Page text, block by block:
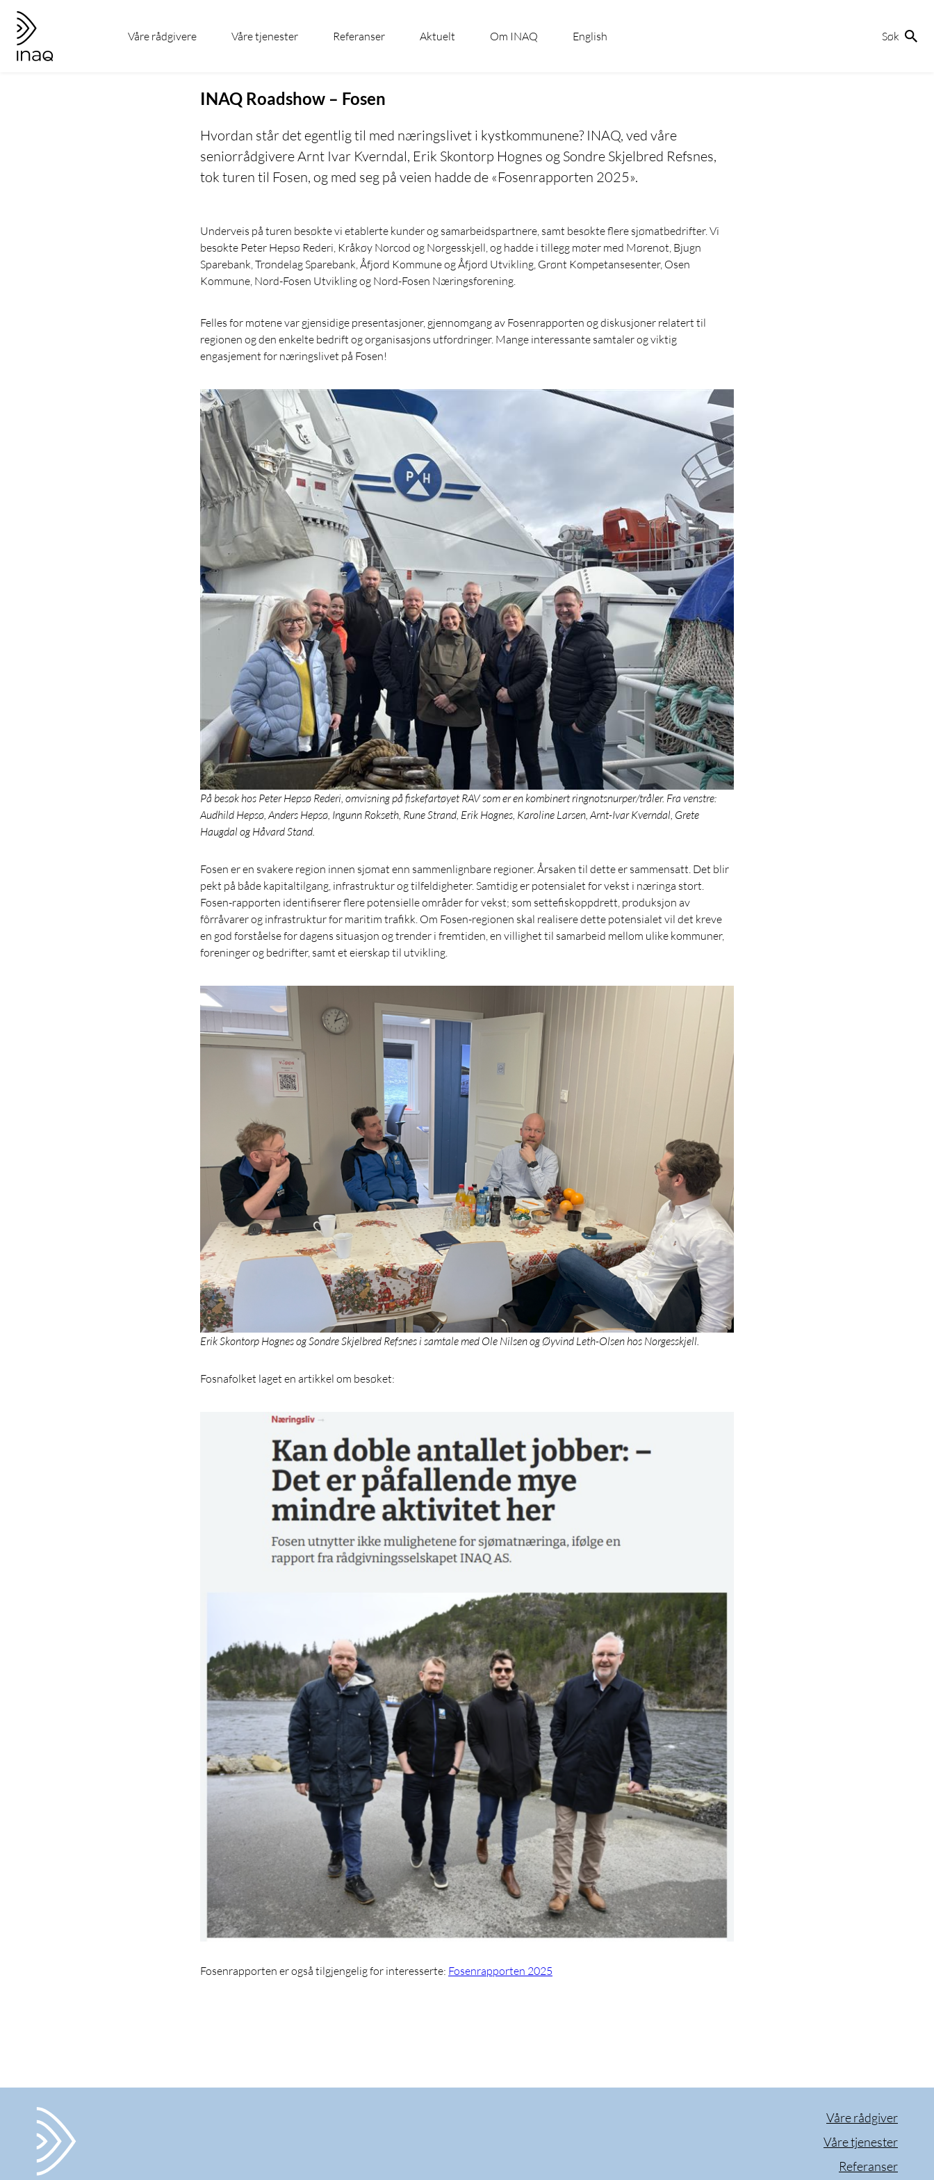
hovedinnhold
Våre rådgivere Våre tjenester Referanser Aktuelt Om INAQ English Søk
INAQ Roadshow – Fosen
Hvordan står det egentlig til med næringslivet i kystkommunene? INAQ, ved våre
seniorrådgivere Arnt Ivar Kverndal, Erik Skontorp Hognes og Sondre Skjelbred Refsnes,
tok turen til Fosen, og med seg på veien hadde de «Fosenrapporten 2025».
Underveis på turen besøkte vi etablerte kunder og samarbeidspartnere, samt besøkte flere sjømatbedrifter. Vi
besøkte Peter Hepsø Rederi, Kråkøy Norcod og Norgesskjell, og hadde i tillegg møter med Mørenot, Bjugn
Sparebank, Trøndelag Sparebank, Åfjord Kommune og Åfjord Utvikling, Grønt Kompetansesenter, Osen
Kommune, Nord-Fosen Utvikling og Nord-Fosen Næringsforening.
Felles for møtene var gjensidige presentasjoner, gjennomgang av Fosenrapporten og diskusjoner relatert til
regionen og den enkelte bedrift og organisasjons utfordringer. Mange interessante samtaler og viktig
engasjement for næringslivet på Fosen!
På besøk hos Peter Hepsø Rederi, omvisning på fiskefartøyet RAV som er en kombinert ringnotsnurper/tråler. Fra venstre:
Audhild Hepsø, Anders Hepsø, Ingunn Rokseth, Rune Strand, Erik Hognes, Karoline Larsen, Arnt-Ivar Kverndal, Grete
Haugdal og Håvard Stand.
Fosen er en svakere region innen sjømat enn sammenlignbare regioner. Årsaken til dette er sammensatt. Det blir
pekt på både kapitaltilgang, infrastruktur og tilfeldigheter. Samtidig er potensialet for vekst i næringa stort.
Fosen-rapporten identifiserer flere potensielle områder for vekst; som settefiskoppdrett, produksjon av
fôrråvarer og infrastruktur for maritim trafikk. Om Fosen-regionen skal realisere dette potensialet vil det kreve
en god forståelse for dagens situasjon og trender i fremtiden, en villighet til samarbeid mellom ulike kommuner,
foreninger og bedrifter, samt et eierskap til utvikling.
Erik Skontorp Hognes og Sondre Skjelbred Refsnes i samtale med Ole Nilsen og Øyvind Leth-Olsen hos Norgesskjell.
Fosnafolket laget en artikkel om besøket:
Fosenrapporten er også tilgjengelig for interesserte: Fosenrapporten 2025
Våre rådgiver
Våre tjenester
Referanser